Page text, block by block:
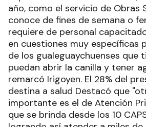
año, como el servicio de Obras
conoce de fines de semana o
requiere de personal
en cuestiones muy específicas
de los gualeguaychuenses que
puedan abrir la canilla y tener
remarcó Irigoyen. El 28% del
destina a salud Destacó que
importante es el de Atención
que se brinda desde los 10